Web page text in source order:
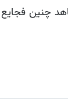
چنین